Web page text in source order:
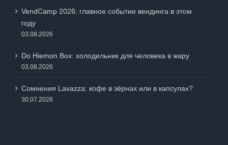
VendCamp 2026: главное событие вендинга в этом
году
03.08.2026
Do Hiemon Box: холодильник для человека в жару
03.08.2026
Сомнения Lavazza: кофе в зёрнах или в капсулах?
30.07.2026